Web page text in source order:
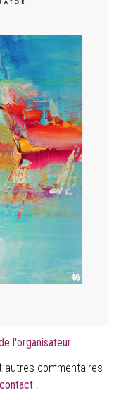
l'organisateur
autres commentaires
!